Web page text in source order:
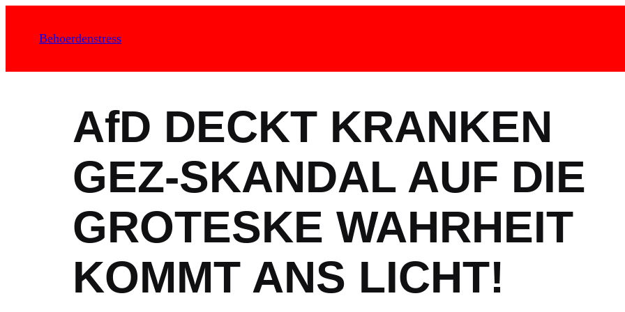
Behoerdenstress
AfD DECKT KRANKEN
GEZ-SKANDAL AUF DIE
GROTESKE WAHRHEIT
KOMMT ANS LICHT!